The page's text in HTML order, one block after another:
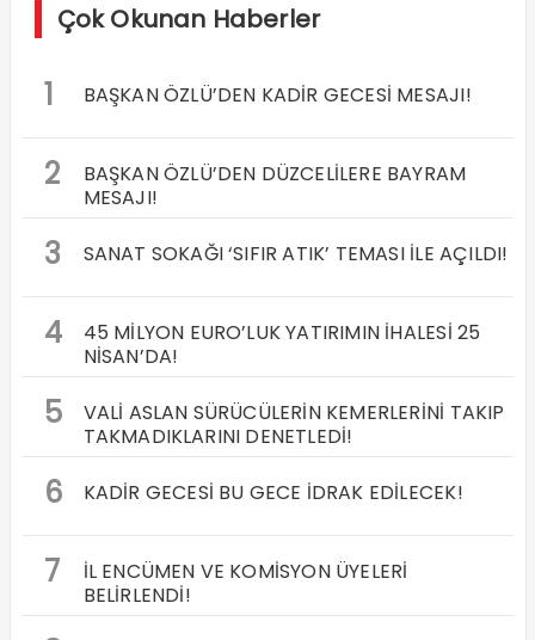
Çok Okunan Haberler
1 BAŞKAN ÖZLÜ’DEN KADİR GECESİ MESAJI!
2
BAŞKAN ÖZLÜ’DEN DÜZCELİLERE BAYRAM
MESAJI!
3 SANAT SOKAĞI ‘SIFIR ATIK’ TEMASI İLE AÇILDI!
4
45 MİLYON EURO’LUK YATIRIMIN İHALESİ 25
NİSAN’DA!
5
VALİ ASLAN SÜRÜCÜLERİN KEMERLERİNİ TAKIP
TAKMADIKLARINI DENETLEDİ!
6 KADİR GECESİ BU GECE İDRAK EDİLECEK!
7
İL ENCÜMEN VE KOMİSYON ÜYELERİ
BELİRLENDİ!